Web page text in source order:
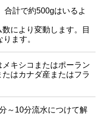
合計で約500gはいるよ
により変動します。目
ます。
キシコまたはポーラン
たはカナダ産またはフラ
～10分流水につけて解